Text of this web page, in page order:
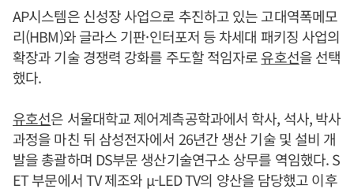
AP시스템은 신성장 사업으로 추진하고 있는 고대역폭메모
리(HBM)와 글라스 기판·인터포저 등 차세대 패키징 사업의
확장과 기술 경쟁력 강화를 주도할 적임자로유호선을 선택
했다.
유호선은 서울대학교 제어계측공학과에서 학사, 석사, 박사
과정을 마친 뒤 삼성전자에서 26년간 생산 기술 및 설비 개
발을 총괄하며 DS부문 생산기술연구소 상무를 역임했다. S
ET 부문에서 TV 제조와 μ-LED TV의 양산을 담당했고 이후